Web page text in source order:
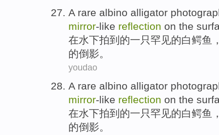
A rare albino alligator
mirror-like reflection on the
在水下拍到 的一只罕见的白鳄鱼
的倒影。
youdao
A rare albino alligator
mirror-like reflection on the
在水下拍到的一 只罕见的白鳄鱼
的倒影。